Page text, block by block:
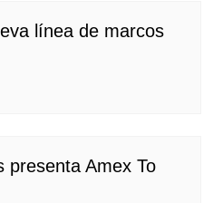
línea de marcos
presenta Amex To